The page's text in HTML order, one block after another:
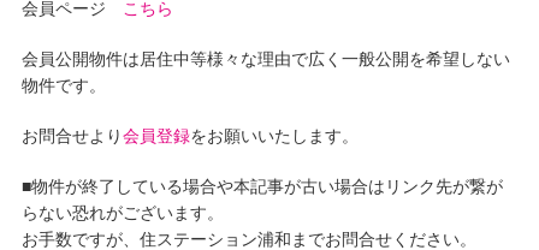
会員ページ こちら
会員公開物件は居住中等様々な理由で広く一般公開を希望しない
物件です。
お問合せより会員登録をお願いいたします。
■物件が終了している場合や本記事が古い場合はリンク先が繋が
らない恐れがございます。
お手数ですが、住ステーション浦和までお問合せください。